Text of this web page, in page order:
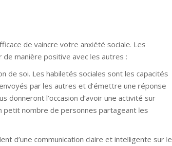
de vaincre votre anxiété sociale. Les
manière positive avec les autres :
de soi. Les habiletés sociales sont les capacités
par les autres et d’émettre une réponse
l’occasion d’avoir une activité sur
petit nombre de personnes partageant les
d’une communication claire et intelligente sur le